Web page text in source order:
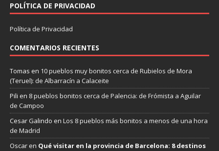
POLÍTICA DE PRIVACIDAD
Política de Privacidad
COMENTARIOS RECIENTES
Tomas en 10 pueblos muy bonitos cerca de Rubielos de Mora
(Teruel): de Albarracín a Calaceite
Pili en 8 pueblos bonitos cerca de Palencia: de Frómista a Aguilar
de Campoo
Cesar Galindo en Los 8 pueblos más bonitos a menos de una hora
de Madrid
Oscaren Qué visitar en la provincia de Barcelona: 8 destinos